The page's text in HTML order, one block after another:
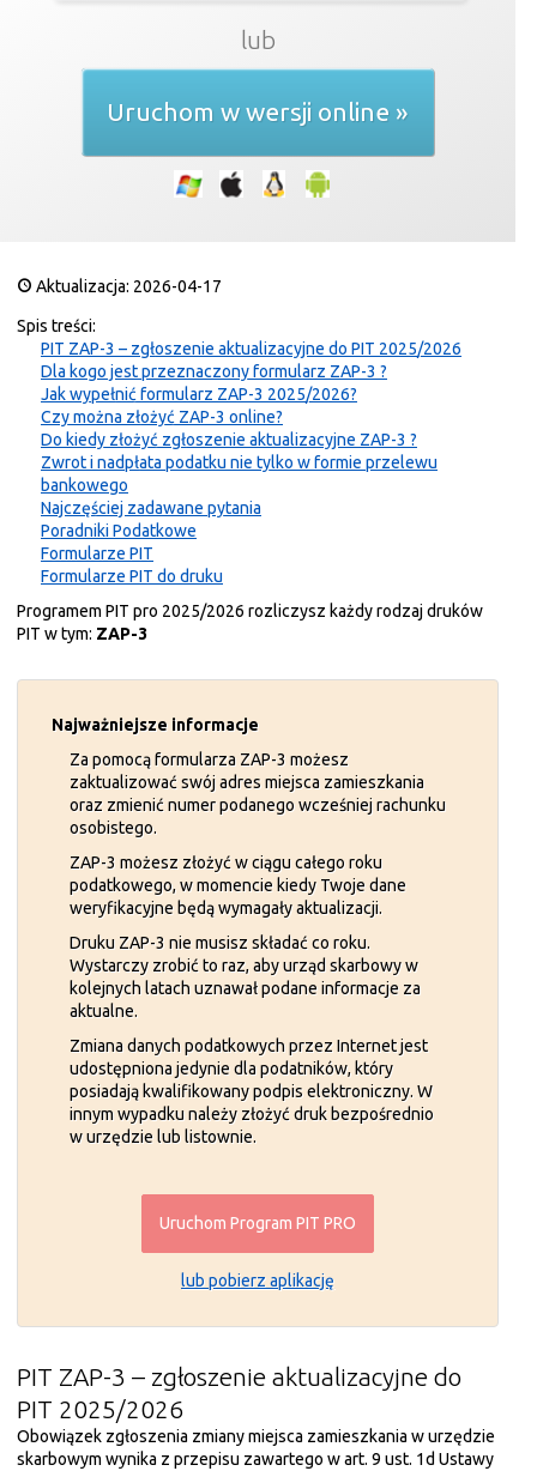
lub
Uruchom w wersji online »
Aktualizacja: 2026-04-17
Spis treści:
PIT ZAP-3 – zgłoszenie aktualizacyjne do PIT 2025/2026
Dla kogo jest przeznaczony formularz ZAP-3 ?
Jak wypełnić formularz ZAP-3 2025/2026?
Czy można złożyć ZAP-3 online?
Do kiedy złożyć zgłoszenie aktualizacyjne ZAP-3 ?
Zwrot i nadpłata podatku nie tylko w formie przelewu
bankowego
Najczęściej zadawane pytania
Poradniki Podatkowe
Formularze PIT
Formularze PIT do druku
Programem PIT pro 2025/2026 rozliczysz każdy rodzaj druków
PIT w tym: ZAP-3
Za pomocą formularza ZAP-3 możesz
zaktualizować swój adres miejsca zamieszkania
oraz zmienić numer podanego wcześniej rachunku
osobistego.
ZAP-3 możesz złożyć w ciągu całego roku
podatkowego, w momencie kiedy Twoje dane
weryfikacyjne będą wymagały aktualizacji.
Druku ZAP-3 nie musisz składać co roku.
Wystarczy zrobić to raz, aby urząd skarbowy w
kolejnych latach uznawał podane informacje za
aktualne.
Zmiana danych podatkowych przez Internet jest
udostępniona jedynie dla podatników, który
posiadają kwalifikowany podpis elektroniczny. W
innym wypadku należy złożyć druk bezpośrednio
w urzędzie lub listownie.
Uruchom Program PIT PRO
lub pobierz aplikację
PIT ZAP-3 – zgłoszenie aktualizacyjne do
PIT 2025/2026
Obowiązek zgłoszenia zmiany miejsca zamieszkania w urzędzie
skarbowym wynika z przepisu zawartego w art. 9 ust. 1d Ustawy